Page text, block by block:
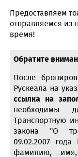
Предоставляем
отправляемся из
время!
Обратите
После
Рускеала на
ссылка на
необходимы
Транспортную
закона "О
09.02.2007
фамилию,